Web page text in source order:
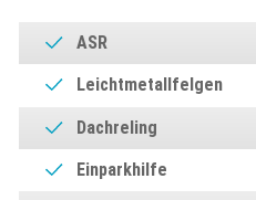
ASR
Leichtmetallfelgen
Dachreling
Einparkhilfe